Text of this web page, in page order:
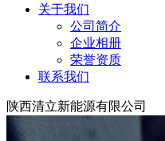
关于我们
公司简介
企业相册
荣誉资质
联系我们
陕西清立新能源有限公司